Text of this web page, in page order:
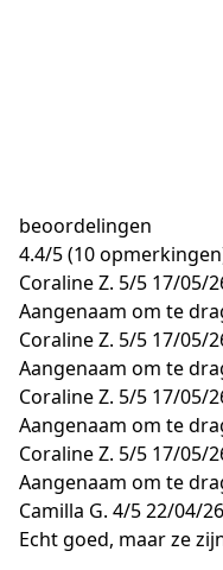
beoordelingen
4.4/5(10
Coraline Z. 5/5 17/05/
Aangenaam om te
Coraline Z. 5/5 17/05/
Aangenaam om te
Coraline Z. 5/5 17/05/
Aangenaam om te
Coraline Z. 5/5 17/05/
Aangenaam om te
Camilla G. 4/522/04/26
Echt goed, maar ze